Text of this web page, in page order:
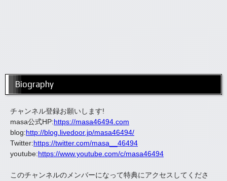
Biography
チャンネル登録お願いします!
masa公式HP:https://masa46494.com
blog:http://blog.livedoor.jp/masa46494/
Twitter:https://twitter.com/masa__46494
youtube:https://www.youtube.com/c/masa46494
このチャンネルのメンバーになって特典にアクセスしてくださ